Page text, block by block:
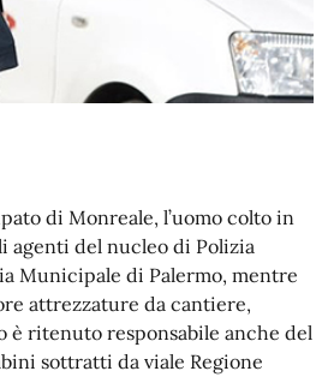
di Monreale, l’uomo colto in
agenti del nucleo di Polizia
Municipale di Palermo, mentre
attrezzature da cantiere,
è ritenuto responsabile anche del
sottratti da viale Regione